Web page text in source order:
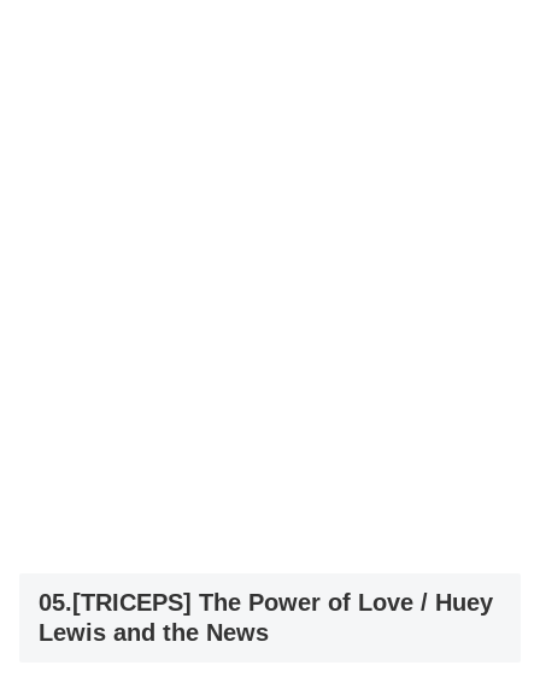
05.[TRICEPS] The Power of Love / Huey
Lewis and the News